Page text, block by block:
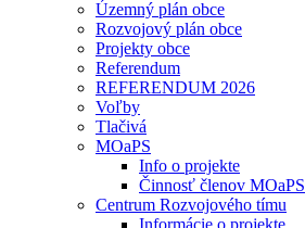
Územný plán obce
Rozvojový plán obce
Projekty obce
Referendum
REFERENDUM 2026
Voľby
Tlačivá
MOaPS
Info o projekte
Činnosť členov MOaPS
Centrum Rozvojového tímu
Informácie o projekte